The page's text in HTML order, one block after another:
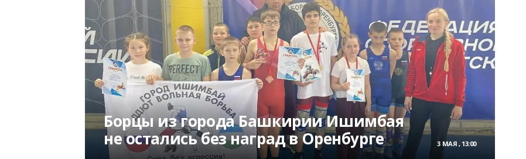
Борцы из города Башкирии Ишимбая
не остались без наград в Оренбурге
3 МАЯ , 13:00